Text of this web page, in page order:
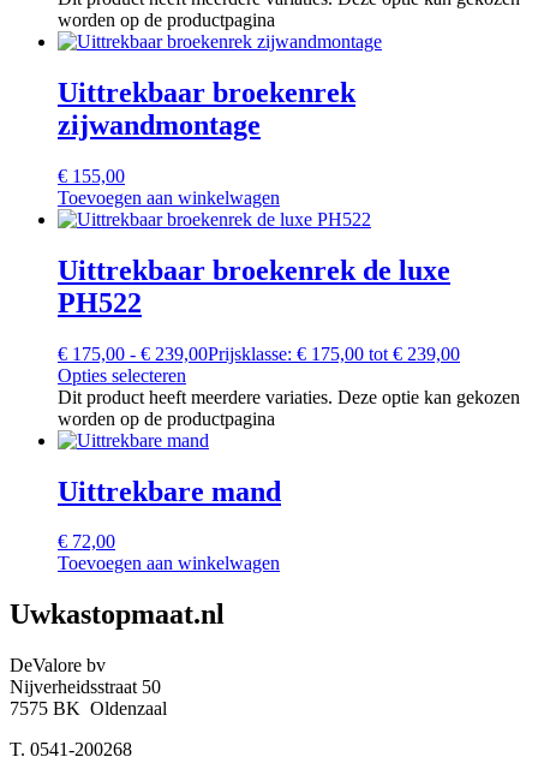
worden op de productpagina
Uittrekbaar broekenrek
zijwandmontage
€ 155,00
Toevoegen aan winkelwagen
Uittrekbaar broekenrek de luxe
PH522
€ 175,00 - € 239,00Prijsklasse: € 175,00 tot € 239,00
Opties selecteren
Dit product heeft meerdere variaties. Deze optie kan gekozen
worden op de productpagina
Uittrekbare mand
€ 72,00
Toevoegen aan winkelwagen
Uwkastopmaat.nl
DeValore bv
Nijverheidsstraat 50
7575 BK Oldenzaal
T. 0541-200268